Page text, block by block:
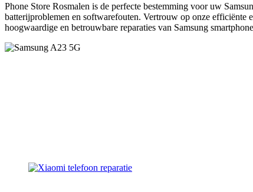
Phone Store Rosmalen is de perfecte bestemming voor uw
batterijproblemen en softwarefouten. Vertrouw op onze efficiënte
hoogwaardige en betrouwbare reparaties van Samsung